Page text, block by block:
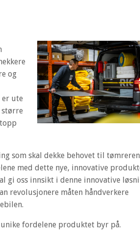
og
er ute
større
som skal dekke behovet til
med dette nye, innovative
gi oss innsikt i denne innovative
revolusjonere måten håndverkere
fordelene produktet byr på.